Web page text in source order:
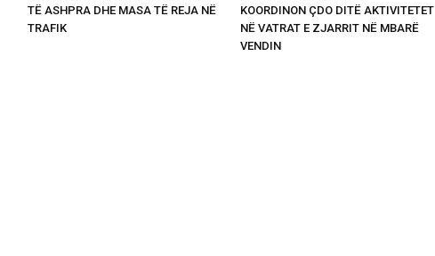
TË ASHPRA DHE MASA TË REJA NË
TRAFIK
KOORDINON ÇDO DITË AKTIVITETET
NË VATRAT E ZJARRIT NË MBARË
VENDIN